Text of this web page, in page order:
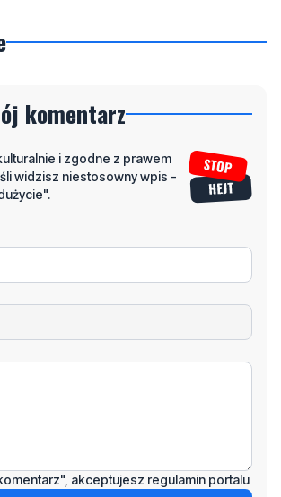
komentarz
i zgodne z prawem
widzisz niestosowny wpis -
akceptujesz regulamin portalu